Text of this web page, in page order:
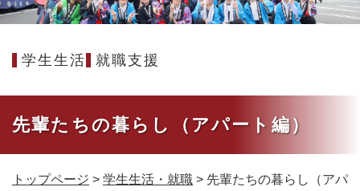
。
学生生活 就職支援
先輩たちの暮らし（アパート編）
トップページ > 学生生活・就職 > 先輩たちの暮らし（アパ